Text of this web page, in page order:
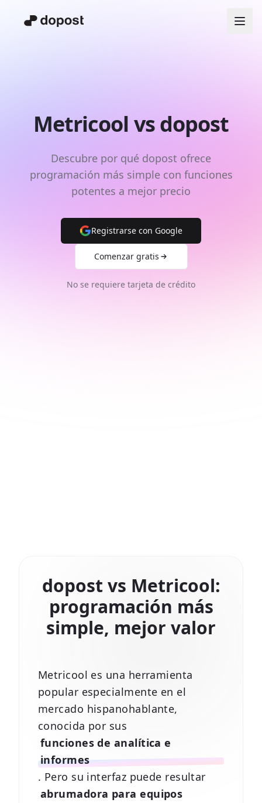
Metricool vs dopost
Descubre por qué dopost ofrece
programación más simple con funciones
potentes a mejor precio
Registrarse con Google
Comenzar gratis
No se requiere tarjeta de crédito
dopost vs Metricool:
programación más
simple, mejor valor
Metricool es una herramienta
popular especialmente en el
mercado hispanohablante,
conocida por sus
funciones de analítica e
informes
. Pero su interfaz puede resultar
abrumadora para equipos